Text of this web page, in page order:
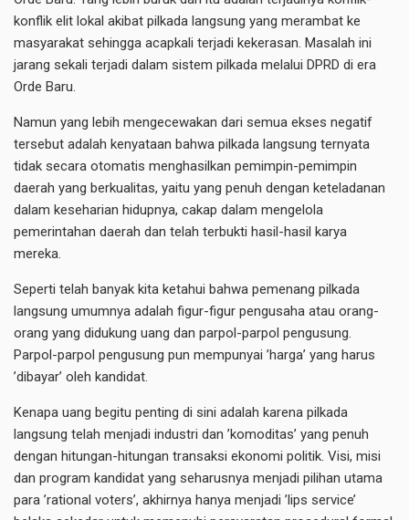
konflik elit lokal akibat pilkada langsung yang merambat ke
masyarakat sehingga acapkali terjadi kekerasan. Masalah ini
jarang sekali terjadi dalam sistem pilkada melalui DPRD di era
Orde Baru.
Namun yang lebih mengecewakan dari semua ekses negatif
tersebut adalah kenyataan bahwa pilkada langsung ternyata
tidak secara otomatis menghasilkan pemimpin-pemimpin
daerah yang berkualitas, yaitu yang penuh dengan keteladanan
dalam keseharian hidupnya, cakap dalam mengelola
pemerintahan daerah dan telah terbukti hasil-hasil karya
mereka.
Seperti telah banyak kita ketahui bahwa pemenang pilkada
langsung umumnya adalah figur-figur pengusaha atau orang-
orang yang didukung uang dan parpol-parpol pengusung.
Parpol-parpol pengusung pun mempunyai ’harga’ yang harus
’dibayar’ oleh kandidat.
Kenapa uang begitu penting di sini adalah karena pilkada
langsung telah menjadi industri dan ’komoditas’ yang penuh
dengan hitungan-hitungan transaksi ekonomi politik. Visi, misi
dan program kandidat yang seharusnya menjadi pilihan utama
para ’rational voters’, akhirnya hanya menjadi ’lips service’